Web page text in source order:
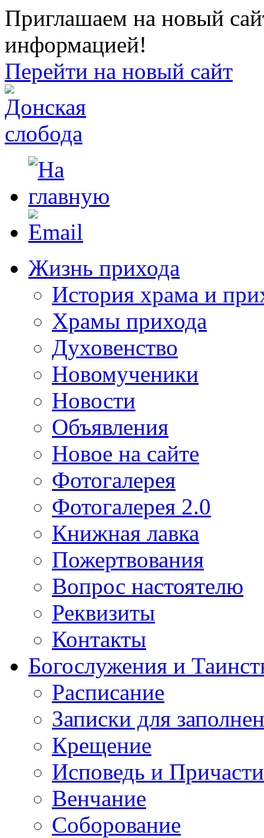
Приглашаем на новый
информацией!
Перейти на новый сайт
Жизнь прихода
История храма и
Храмы прихода
Духовенство
Новомученики
Новости
Объявления
Новое на сайте
Фотогалерея
Фотогалерея 2.0
Книжная лавка
Пожертвования
Вопрос настоятелю
Реквизиты
Контакты
Богослужения и
Расписание
Записки для
Крещение
Исповедь и
Венчание
Соборование